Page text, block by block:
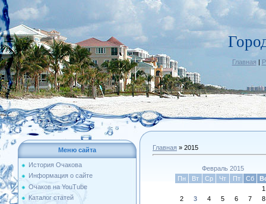
Главная |
Меню сайта
История Очакова
Информация о сайте
Очаков на YouTube
Каталог статей
Главная » 2015
Февраль 2015
Пн
Вт Ср Чт Пт Сб
1
2
3 4 5 6 7
8